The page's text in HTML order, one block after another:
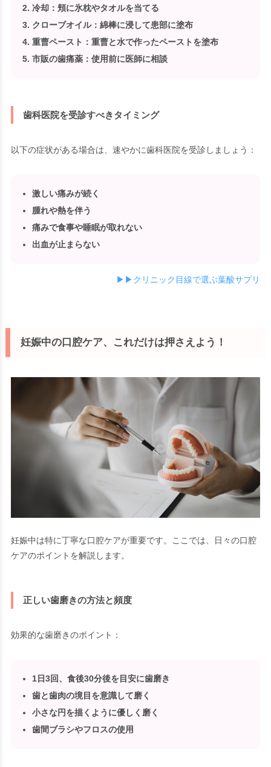
冷却 ：頬に氷枕やタオルを当てる
クローブオイル：綿棒に浸して患部に塗布
重曹ペースト ：重曹と水で作ったペーストを塗布
市販の歯痛薬：使用前に医師に相談
歯科医院を受診すべきタイミング
以下の症状がある場合は、速やかに歯科医院を受診しましょう：
激しい痛みが続く
腫れや熱を伴う
痛みで食事や睡眠が取れない
出血が止まらない
▶▶クリニック目線で選ぶ葉酸サプリ
妊娠中の口腔ケア、これだけは押さえよう！
妊娠中は特に丁寧な口腔ケアが重要です。ここでは、日々の口腔
ケアのポイントを解説します。
正しい歯磨きの方法と頻度
効果的な歯磨きのポイント：
1日3回、食後30分後を目安に歯磨き
歯と歯肉の境目を意識して磨く
小さな円を描くように優しく磨く
歯間ブラシやフロスの使用